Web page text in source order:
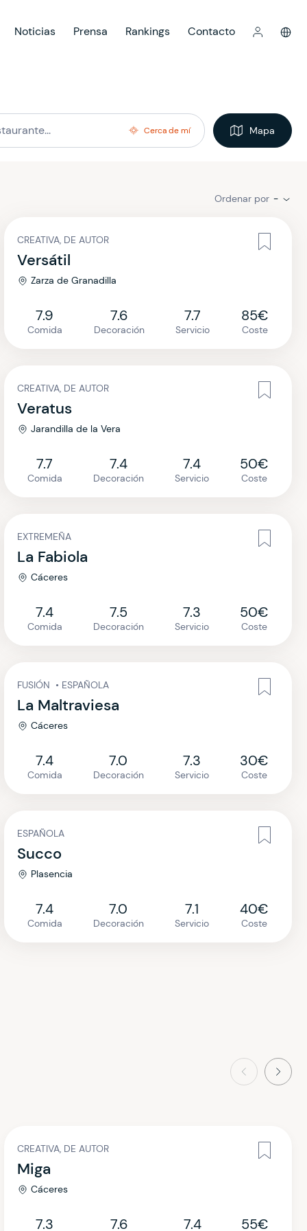
Noticias Prensa Rankings Contacto
Cerca de mí Mapa
Ordenar por -
CREATIVA, DE AUTOR
Versátil
Zarza de Granadilla
7.9
Comida
7.6
Decoración
7.7
Servicio
85€
Coste
CREATIVA, DE AUTOR
Veratus
Jarandilla de la Vera
7.7
Comida
7.4
Decoración
7.4
Servicio
50€
Coste
EXTREMEÑA
La Fabiola
Cáceres
7.4
Comida
7.5
Decoración
7.3
Servicio
50€
Coste
FUSIÓN • ESPAÑOLA
La Maltraviesa
Cáceres
7.4
Comida
7.0
Decoración
7.3
Servicio
30€
Coste
ESPAÑOLA
Succo
Plasencia
7.4
Comida
7.0
Decoración
7.1
Servicio
40€
Coste
Anterior
CREATIVA, DE AUTOR
Miga
Cáceres
7.3 7.6 7.4 55€